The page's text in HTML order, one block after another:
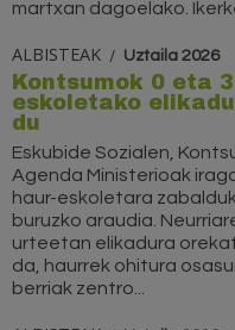
martxan dagoelako.
ALBISTEAK Uztaila 2026
Kontsumok 0 eta
eskoletako
du
Eskubide Sozialen,
Agenda Ministerioak
haur-eskoletara
buruzko araudia.
urteetan elikadura
da, haurrek ohitura
berriak zentro...